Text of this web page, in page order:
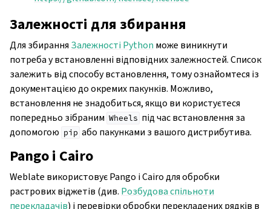
Залежності для збирання
Для збирання Залежності Python може виникнути
потреба у встановленні відповідних залежностей. Список
залежить від способу встановлення, тому ознайомтеся із
документацією до окремих пакунків. Можливо,
встановлення не знадобиться, якщо ви користуєтеся
попередньо зібраним Wheels під час встановлення за
допомогою pip або пакунками з вашого дистрибутива.
Pango і Cairo
Weblate використовує Pango і Cairo для обробки
растрових віджетів (див. Розбудова спільноти
перекладачів) і перевірки обробки перекладених рядків в